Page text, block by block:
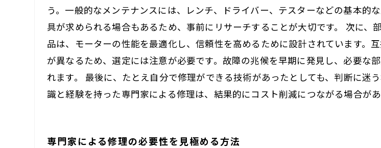
う。一般的なメンテナンスには、レンチ、ドライバー、テスターなどの基本的
具が求められる場合もあるため、事前にリサーチすることが大切です。 次に
品は、モーターの性能を最適化し、信頼性を高めるために設計されています。
が異なるため、選定には注意が必要です。故障の兆候を早期に発見し、必要な
れます。 最後に、たとえ自分で修理ができる技術があったとしても、判断に迷
識と経験を持った専門家による修理は、結果的にコスト削減につながる場合があ
専門家による修理の必要性を見極める方法